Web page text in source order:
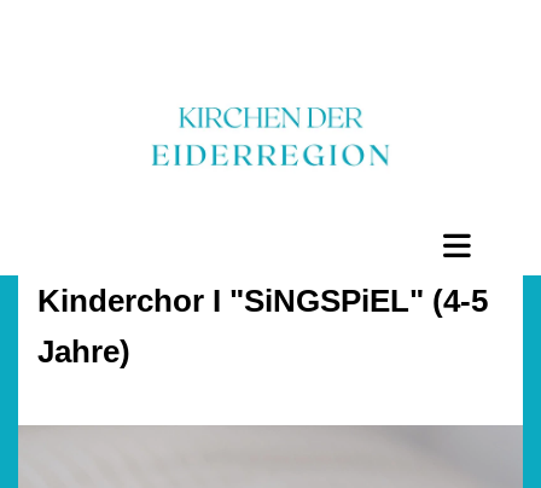
Kinderchor I "SiNGSPiEL" (4-5
Jahre)